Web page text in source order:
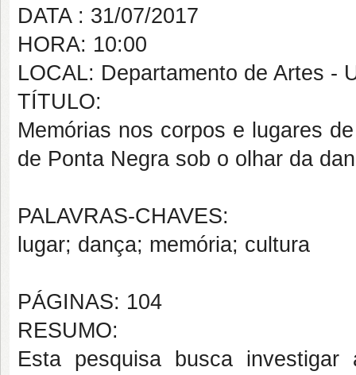
DATA : 31/07/2017
HORA: 10:00
LOCAL: Departamento de Artes -
TÍTULO:
Memórias nos corpos e lugares
de Ponta Negra sob o olhar da
PALAVRAS-CHAVES:
lugar; dança; memória; cultura
PÁGINAS: 104
RESUMO:
Esta pesquisa busca